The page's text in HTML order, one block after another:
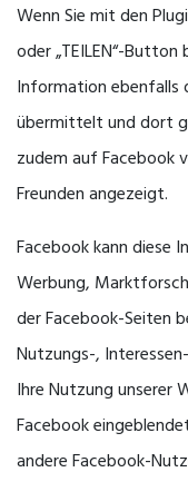
Wenn Sie mit den
oder „TEILEN“-
Information ebenfalls
übermittelt und dort
zudem auf Facebook
Freunden angezeigt.
Facebook kann diese
Werbung,
der Facebook-Seiten
Nutzungs-,
Ihre Nutzung unserer
Facebook
andere Facebook-